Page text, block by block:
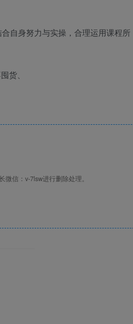
自身努力与实操，合理运用课程所
信：v-7lsw进行删除处理。